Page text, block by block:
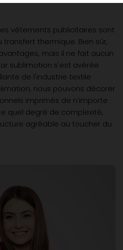
vêtements publicitaires sont
thermique. Bien sûr,
mais il ne fait aucun
sublimation s'est avérée
de l'industrie textile
nous pouvons décorer
imprimés de n'importe
quel degré de complexité,
agréable au toucher du